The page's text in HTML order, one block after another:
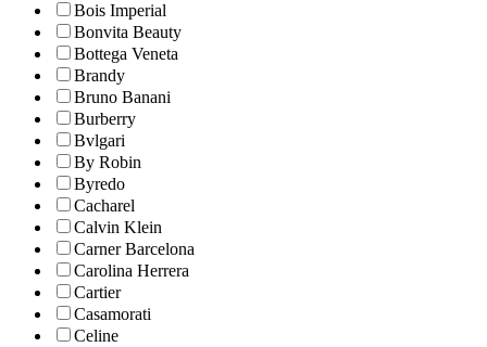
Bois Imperial
Bonvita Beauty
Bottega Veneta
Brandy
Bruno Banani
Burberry
Bvlgari
By Robin
Byredo
Cacharel
Calvin Klein
Carner Barcelona
Carolina Herrera
Cartier
Casamorati
Celine